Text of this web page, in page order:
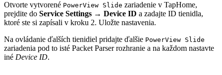
Otvorte vytvorené PowerView Slide zariadenie v TapHome,
prejdite do Service Settings → Device ID a zadajte ID tienidla,
ktoré ste si zapísali v kroku 2. Uložte nastavenia.
Na ovládanie ďalších tienidiel pridajte ďalšie PowerView Slide
zariadenia pod to isté Packet Parser rozhranie a na každom nastavte
iné Device ID.